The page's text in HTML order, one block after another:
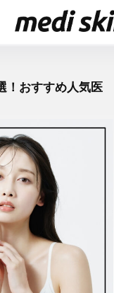
！おすすめ人気医